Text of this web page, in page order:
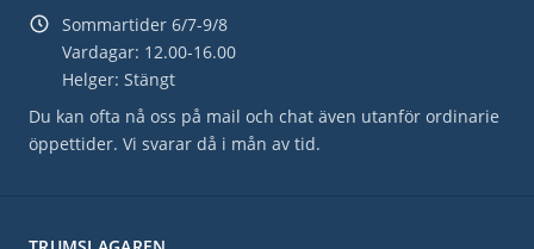
Sommartider 6/7-9/8
Vardagar: 12.00-16.00
Helger: Stängt
Du kan ofta nå oss på mail och chat även utanför ordinarie
öppettider. Vi svarar då i mån av tid.